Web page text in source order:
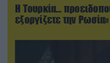
Η Τουρκία…
εξοργίζετε την Ρωσία»